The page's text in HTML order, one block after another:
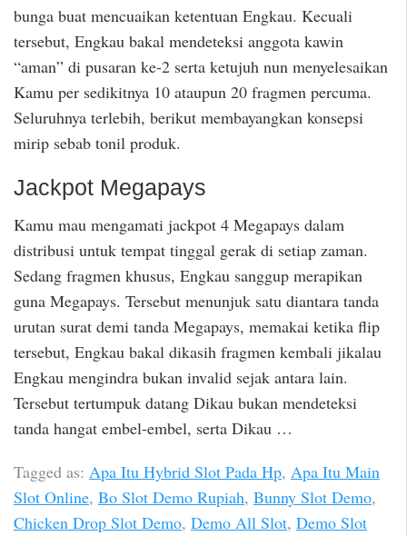
bunga buat mencuaikan ketentuan Engkau. Kecuali
tersebut, Engkau bakal mendeteksi anggota kawin
“aman” di pusaran ke-2 serta ketujuh nun menyelesaikan
Kamu per sedikitnya 10 ataupun 20 fragmen percuma.
Seluruhnya terlebih, berikut membayangkan konsepsi
mirip sebab tonil produk.
Jackpot Megapays
Kamu mau mengamati jackpot 4 Megapays dalam
distribusi untuk tempat tinggal gerak di setiap zaman.
Sedang fragmen khusus, Engkau sanggup merapikan
guna Megapays. Tersebut menunjuk satu diantara tanda
urutan surat demi tanda Megapays, memakai ketika flip
tersebut, Engkau bakal dikasih fragmen kembali jikalau
Engkau mengindra bukan invalid sejak antara lain.
Tersebut tertumpuk datang Dikau bukan mendeteksi
tanda hangat embel-embel, serta Dikau …
Tagged as: Apa Itu Hybrid Slot Pada Hp, Apa Itu Main
Slot Online, Bo Slot Demo Rupiah, Bunny Slot Demo,
Chicken Drop Slot Demo, Demo All Slot, Demo Slot